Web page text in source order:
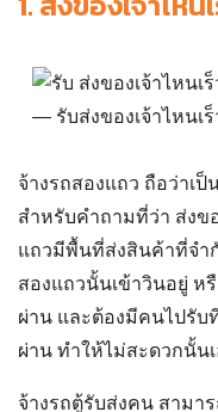
จ้างรถสองแถว ถือว่าเ
แถวมีพื้นที่ส่งสินค้าที่จำ
สองแถวนั้นเข้าวินอยู่ ห
ผ่าน และต้องมีคนไปรับ
ผ่าน ทำให้ไม่สะดวกนั้น
จ้างรถตู้รับส่งคน สามา
นิยมของบรรดาคนรุ่นใ
ต้องไปรับเองที่จุดจอด
รายทางที่รถตู้วิ่งผ่าน ท